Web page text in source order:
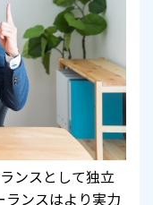
ンスとして独立
ランスはより実力